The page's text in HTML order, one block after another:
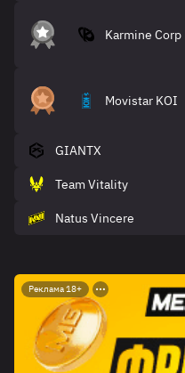
Karmine Corp
Movistar KOI
GIANTX
Team Vitality
Natus Vincere
Реклама 18+